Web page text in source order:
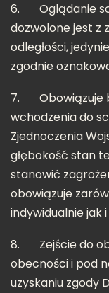
6. Oglądanie
dozwolone jest z
odległości,
zgodnie
7. Obowiązuje
wchodzenia do
Zjednoczenia
głębokość stan
stanowić
obowiązuje
indywidualnie jak
8. Zejście do
obecności i pod
uzyskaniu zgody